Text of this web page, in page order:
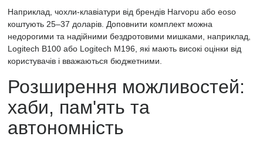
Наприклад, чохли-клавіатури від брендів Harvopu або eoso
коштують 25–37 доларів. Доповнити комплект можна
недорогими та надійними бездротовими мишками, наприклад,
Logitech B100 або Logitech M196, які мають високі оцінки від
користувачів і вважаються бюджетними.
Розширення можливостей:
хаби, пам'ять та
автономність